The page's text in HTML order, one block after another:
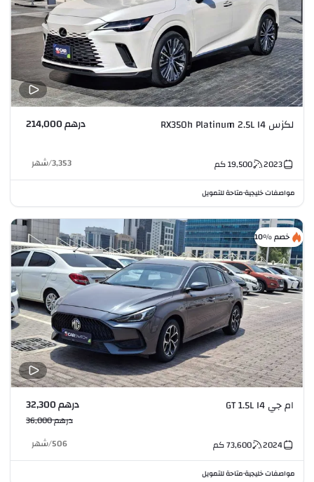
لكزس RX350h Platinum 2.5L I4 درهم 214,000
2023
19,500كم 3,353
/شهر
مواصفات خليجية•متاحة للتمويل
خصم %10
ام جي GT 1.5L I4 درهم 32,300
درهم 36,000
2024
73,600كم 506
/شهر
مواصفات خليجية•متاحة للتمويل